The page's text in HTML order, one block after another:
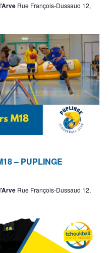
Rue François-Dussaud 12,
– PUPLINGE
Rue François-Dussaud 12,